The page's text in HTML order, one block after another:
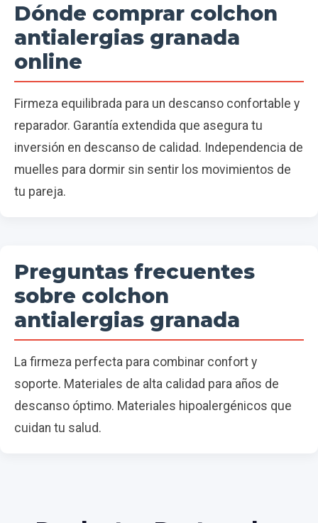
Dónde comprar colchon
antialergias granada
online
Firmeza equilibrada para un descanso confortable y
reparador. Garantía extendida que asegura tu
inversión en descanso de calidad. Independencia de
muelles para dormir sin sentir los movimientos de
tu pareja.
Preguntas frecuentes
sobre colchon
antialergias granada
La firmeza perfecta para combinar confort y
soporte. Materiales de alta calidad para años de
descanso óptimo. Materiales hipoalergénicos que
cuidan tu salud.